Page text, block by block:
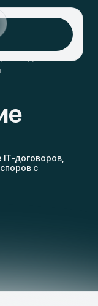
договоров,
с